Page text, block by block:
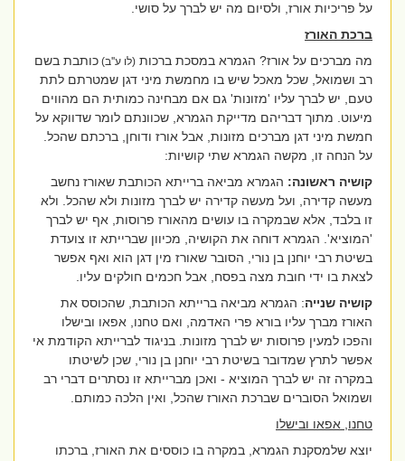
על פריכיות אורז, ולסיום מה יש לברך על סושי.
ברכת האורז
מה מברכים על אורז? הגמרא במסכת ברכות(לו ע''ב)כותבת בשם
רב ושמואל, שכל מאכל שיש בו מחמשת מיני דגן שמטרתם לתת
טעם, יש לברך עליו 'מזונות' גם אם מבחינה כמותית הם מהווים
מיעוט. מתוך דבריהם מדייקת הגמרא, שכוונתם לומר שדווקא על
חמשת מיני דגן מברכים מזונות, אבל אורז ודוחן, ברכתם שהכל.
על הנחה זו, מקשה הגמרא שתי קושיות:
קושיה ראשונה:הגמרא מביאה ברייתא הכותבת שאורז נחשב
מעשה קדירה, ועל מעשה קדירה יש לברך מזונות ולא שהכל. ולא
זו בלבד, אלא שבמקרה בו עושים מהאורז פרוסות, אף יש לברך
'המוציא'. הגמרא דוחה את הקושיה, מכיוון שברייתא זו צועדת
בשיטת רבי יוחנן בן נורי, הסובר שאורז מין דגן הוא ואף אפשר
לצאת בו ידי חובת מצה בפסח, אבל חכמים חולקים עליו.
קושיה שנייה: הגמרא מביאה ברייתא הכותבת, שהכוסס את
האורז מברך עליו בורא פרי האדמה, ואם טחנו, אפאו ובישלו
והפכו למעין פרוסות יש לברך מזונות. בניגוד לברייתא הקודמת אי
אפשר לתרץ שמדובר בשיטת רבי יוחנן בן נורי, שכן לשיטתו
במקרה זה יש לברך המוציא - ואכן מברייתא זו נסתרים דברי רב
ושמואל הסוברים שברכת האורז שהכל, ואין הלכה כמותם.
טחנו, אפאו ובישלו
יוצא שלמסקנת הגמרא, במקרה בו כוססים את האורז, ברכתו